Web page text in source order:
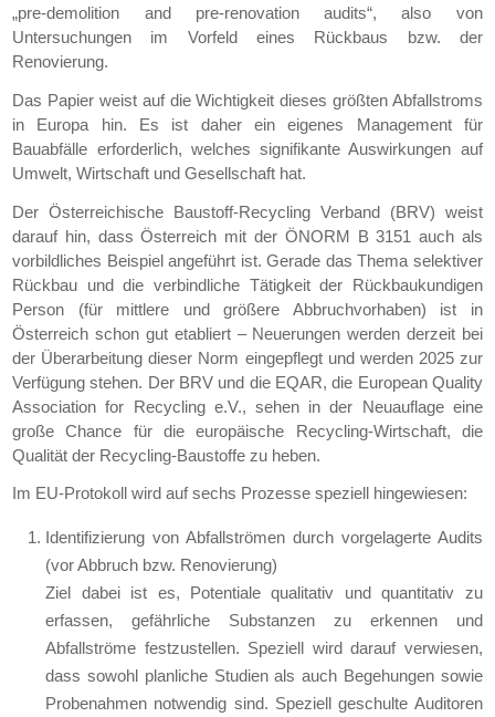
„pre-demolition and pre-renovation audits“, also von
Untersuchungen im Vorfeld eines Rückbaus bzw. der
Renovierung.
Das Papier weist auf die Wichtigkeit dieses größten Abfallstroms
in Europa hin. Es ist daher ein eigenes Management für
Bauabfälle erforderlich, welches signifikante Auswirkungen auf
Umwelt, Wirtschaft und Gesellschaft hat.
Der Österreichische Baustoff-Recycling Verband (BRV) weist
darauf hin, dass Österreich mit der ÖNORM B 3151 auch als
vorbildliches Beispiel angeführt ist. Gerade das Thema selektiver
Rückbau und die verbindliche Tätigkeit der Rückbaukundigen
Person (für mittlere und größere Abbruchvorhaben) ist in
Österreich schon gut etabliert – Neuerungen werden derzeit bei
der Überarbeitung dieser Norm eingepflegt und werden 2025 zur
Verfügung stehen. Der BRV und die EQAR, die European Quality
Association for Recycling e.V., sehen in der Neuauflage eine
große Chance für die europäische Recycling-Wirtschaft, die
Qualität der Recycling-Baustoffe zu heben.
Im EU-Protokoll wird auf sechs Prozesse speziell hingewiesen:
Identifizierung von Abfallströmen durch vorgelagerte Audits
(vor Abbruch bzw. Renovierung)
Ziel dabei ist es, Potentiale qualitativ und quantitativ zu
erfassen, gefährliche Substanzen zu erkennen und
Abfallströme festzustellen. Speziell wird darauf verwiesen,
dass sowohl planliche Studien als auch Begehungen sowie
Probenahmen notwendig sind. Speziell geschulte Auditoren